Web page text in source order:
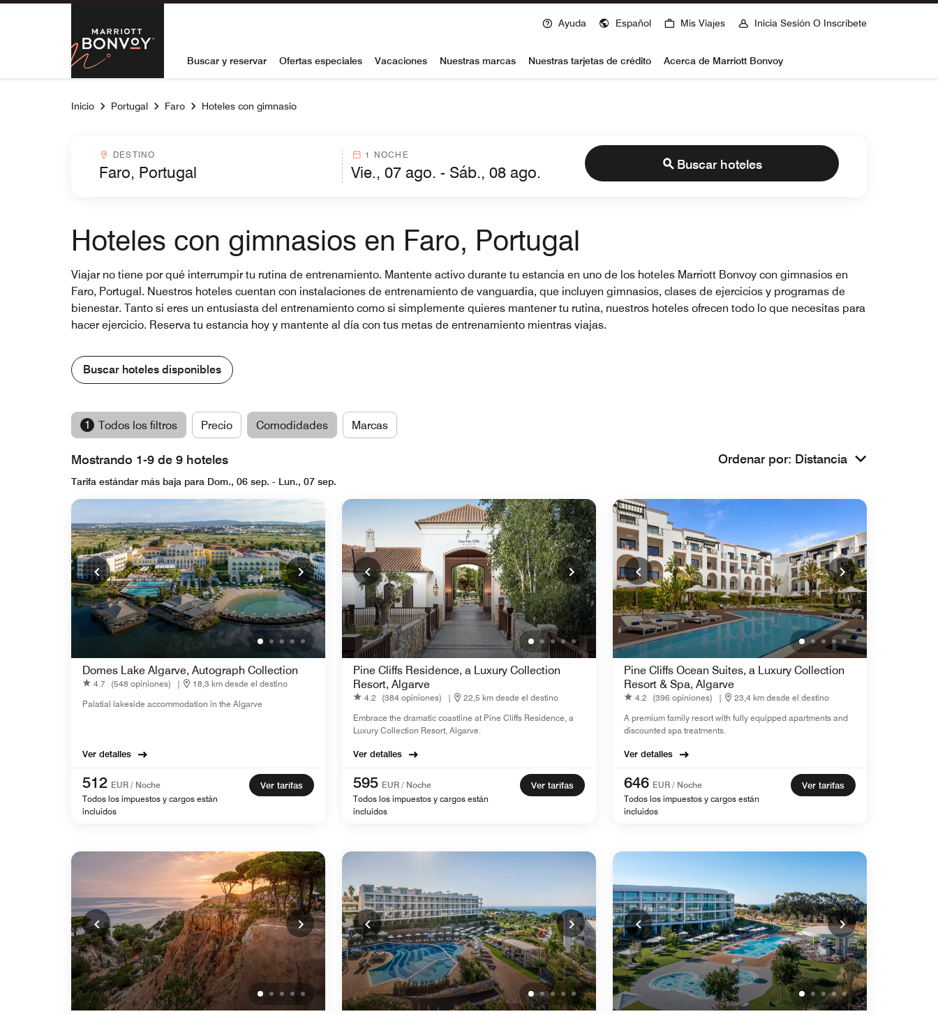
Skip to Content
Marriott Bonvoy
Ayuda Español Mis Viajes Inicia Sesión O Inscríbete
Buscar y reservar Ofertas especiales Vacaciones Nuestras marcas Nuestras tarjetas de crédito Acerca de Marriott Bonvoy
Inicio Portugal Faro Hoteles con gimnasio
Destinocombobox
DESTINO 1 NOCHE
Buscar hoteles
Hoteles con gimnasios en Faro, Portugal
Viajar no tiene por qué interrumpir tu rutina de entrenamiento. Mantente activo durante tu estancia en uno de los hoteles Marriott Bonvoy con gimnasios en
Faro, Portugal. Nuestros hoteles cuentan con instalaciones de entrenamiento de vanguardia, que incluyen gimnasios, clases de ejercicios y programas de
bienestar. Tanto si eres un entusiasta del entrenamiento como si simplemente quieres mantener tu rutina, nuestros hoteles ofrecen todo lo que necesitas para
hacer ejercicio. Reserva tu estancia hoy y mantente al día con tus metas de entrenamiento mientras viajas.
Buscar hoteles disponibles
1 Todos los filtros Precio Comodidades Marcas
Mostrando 1-9 de 9 hoteles Ordenar por: Distancia
Tarifa estándar más baja para Dom., 06 sep. - Lun., 07 sep.
Domes Lake Algarve, Autograph Collection
4.7 (548 opiniones) |
18,3 km desde el destino
Palatial lakeside accommodation in the Algarve
Ver detalles
512 EUR / Noche
Todos los impuestos y cargos están
incluidos
Ver tarifas
Pine Cliffs Residence, a Luxury Collection
Resort, Algarve
4.2 (384 opiniones) |
22,5 km desde el destino
Embrace the dramatic coastline at Pine Cliffs Residence, a
Luxury Collection Resort, Algarve.
Ver detalles
595 EUR / Noche
Todos los impuestos y cargos están
incluidos
Ver tarifas
Pine Cliffs Ocean Suites, a Luxury Collection
Resort & Spa, Algarve
4.2 (396 opiniones) |
23,4 km desde el destino
A premium family resort with fully equipped apartments and
discounted spa treatments.
Ver detalles
646 EUR / Noche
Todos los impuestos y cargos están
incluidos
Ver tarifas